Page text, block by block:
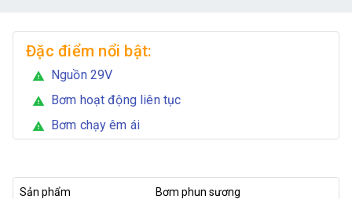
Đặc điểm nổi bật:
warning Nguồn 29V
warning Bơm hoạt động liên tục
warning Bơm chạy êm ái
Sản phẩm Bơm phun sương